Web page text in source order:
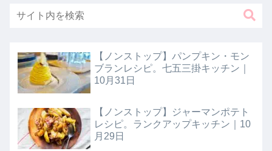
【ノンストップ】パンプキン・モン
ブランレシピ。七五三掛キッチン｜
10月31日
【ノンストップ】ジャーマンポテト
レシピ。ランクアップキッチン｜10
月29日